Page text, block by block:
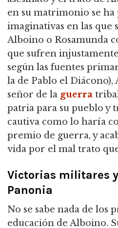
en su matrimonio se ha
imaginativas en las que
Alboino o Rosamunda
que sufren
según las fuentes
la de Pablo el
señor de la guerra
patria para su pueblo y
cautiva como lo haría
premio de guerra, y
vida por el mal trato
Victorias militares
Panonia
No se sabe nada de los
educación de Alboino.